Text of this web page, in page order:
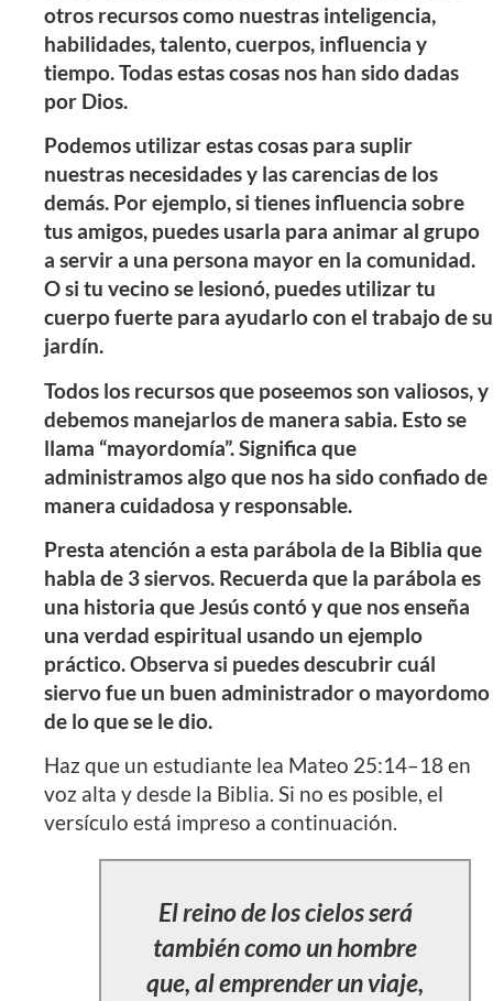
otros recursos como nuestras inteligencia,
habilidades, talento, cuerpos, influencia y
tiempo. Todas estas cosas nos han sido dadas
por Dios.
Podemos utilizar estas cosas para suplir
nuestras necesidades y las carencias de los
demás. Por ejemplo, si tienes influencia sobre
tus amigos, puedes usarla para animar al grupo
a servir a una persona mayor en la comunidad.
O si tu vecino se lesionó, puedes utilizar tu
cuerpo fuerte para ayudarlo con el trabajo de su
jardín.
Todos los recursos que poseemos son valiosos, y
debemos manejarlos de manera sabia. Esto se
llama “mayordomía”. Significa que
administramos algo que nos ha sido confiado de
manera cuidadosa y responsable.
Presta atención a esta parábola de la Biblia que
habla de 3 siervos. Recuerda que la parábola es
una historia que Jesús contó y que nos enseña
una verdad espiritual usando un ejemplo
práctico. Observa si puedes descubrir cuál
siervo fue un buen administrador o mayordomo
de lo que se le dio.
Haz que un estudiante lea Mateo 25:14–18 en
voz alta y desde la Biblia. Si no es posible, el
versículo está impreso a continuación.
El reino de los cielos será
también como un hombre
que, al emprender un viaje,